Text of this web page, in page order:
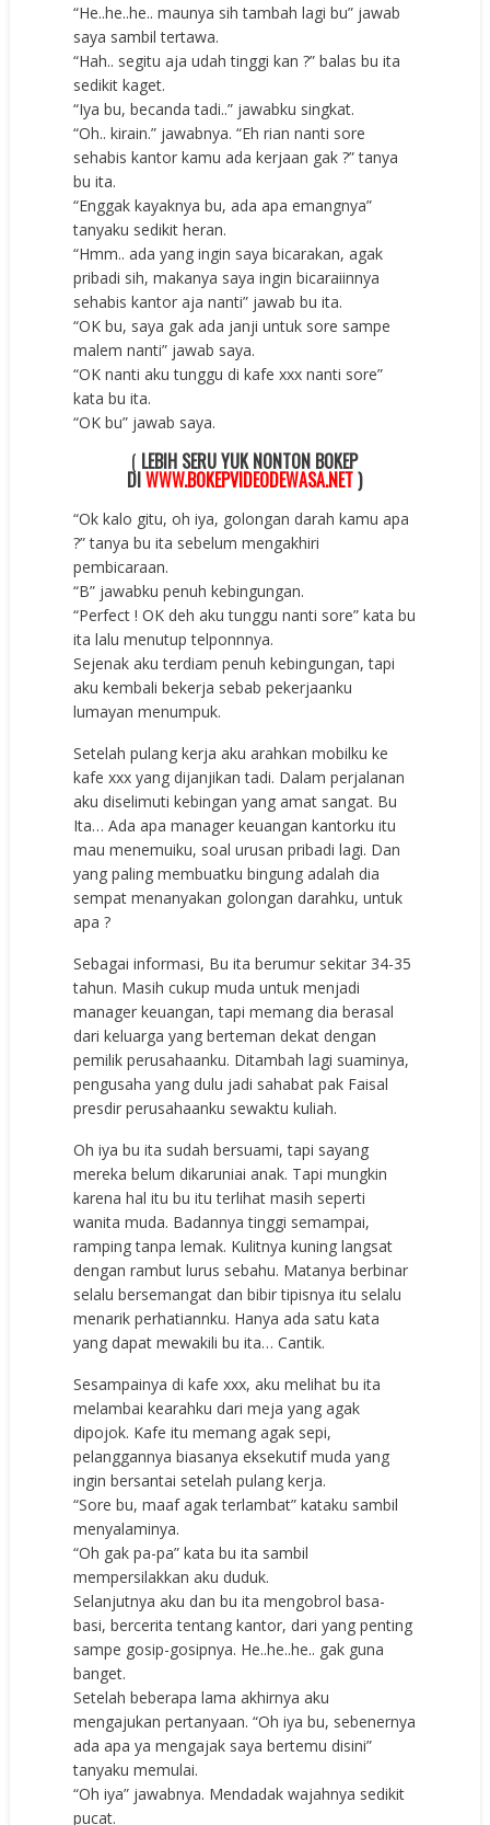
“He..he..he.. maunya sih tambah lagi bu” jawab
saya sambil tertawa.
“Hah.. segitu aja udah tinggi kan ?” balas bu ita
sedikit kaget.
“Iya bu, becanda tadi..” jawabku singkat.
“Oh.. kirain.” jawabnya. “Eh rian nanti sore
sehabis kantor kamu ada kerjaan gak ?” tanya
bu ita.
“Enggak kayaknya bu, ada apa emangnya”
tanyaku sedikit heran.
“Hmm.. ada yang ingin saya bicarakan, agak
pribadi sih, makanya saya ingin bicaraiinnya
sehabis kantor aja nanti” jawab bu ita.
“OK bu, saya gak ada janji untuk sore sampe
malem nanti” jawab saya.
“OK nanti aku tunggu di kafe xxx nanti sore”
kata bu ita.
“OK bu” jawab saya.
( LEBIH SERU YUK NONTON BOKEP
DIWWW.BOKEPVIDEODEWASA.NET)
“Ok kalo gitu, oh iya, golongan darah kamu apa
?” tanya bu ita sebelum mengakhiri
pembicaraan.
“B” jawabku penuh kebingungan.
“Perfect ! OK deh aku tunggu nanti sore” kata bu
ita lalu menutup telponnnya.
Sejenak aku terdiam penuh kebingungan, tapi
aku kembali bekerja sebab pekerjaanku
lumayan menumpuk.
Setelah pulang kerja aku arahkan mobilku ke
kafe xxx yang dijanjikan tadi. Dalam perjalanan
aku diselimuti kebingan yang amat sangat. Bu
Ita… Ada apa manager keuangan kantorku itu
mau menemuiku, soal urusan pribadi lagi. Dan
yang paling membuatku bingung adalah dia
sempat menanyakan golongan darahku, untuk
apa ?
Sebagai informasi, Bu ita berumur sekitar 34-35
tahun. Masih cukup muda untuk menjadi
manager keuangan, tapi memang dia berasal
dari keluarga yang berteman dekat dengan
pemilik perusahaanku. Ditambah lagi suaminya,
pengusaha yang dulu jadi sahabat pak Faisal
presdir perusahaanku sewaktu kuliah.
Oh iya bu ita sudah bersuami, tapi sayang
mereka belum dikaruniai anak. Tapi mungkin
karena hal itu bu itu terlihat masih seperti
wanita muda. Badannya tinggi semampai,
ramping tanpa lemak. Kulitnya kuning langsat
dengan rambut lurus sebahu. Matanya berbinar
selalu bersemangat dan bibir tipisnya itu selalu
menarik perhatiannku. Hanya ada satu kata
yang dapat mewakili bu ita… Cantik.
Sesampainya di kafe xxx, aku melihat bu ita
melambai kearahku dari meja yang agak
dipojok. Kafe itu memang agak sepi,
pelanggannya biasanya eksekutif muda yang
ingin bersantai setelah pulang kerja.
“Sore bu, maaf agak terlambat” kataku sambil
menyalaminya.
“Oh gak pa-pa” kata bu ita sambil
mempersilakkan aku duduk.
Selanjutnya aku dan bu ita mengobrol basa-
basi, bercerita tentang kantor, dari yang penting
sampe gosip-gosipnya. He..he..he.. gak guna
banget.
Setelah beberapa lama akhirnya aku
mengajukan pertanyaan. “Oh iya bu, sebenernya
ada apa ya mengajak saya bertemu disini”
tanyaku memulai.
“Oh iya” jawabnya. Mendadak wajahnya sedikit
pucat.